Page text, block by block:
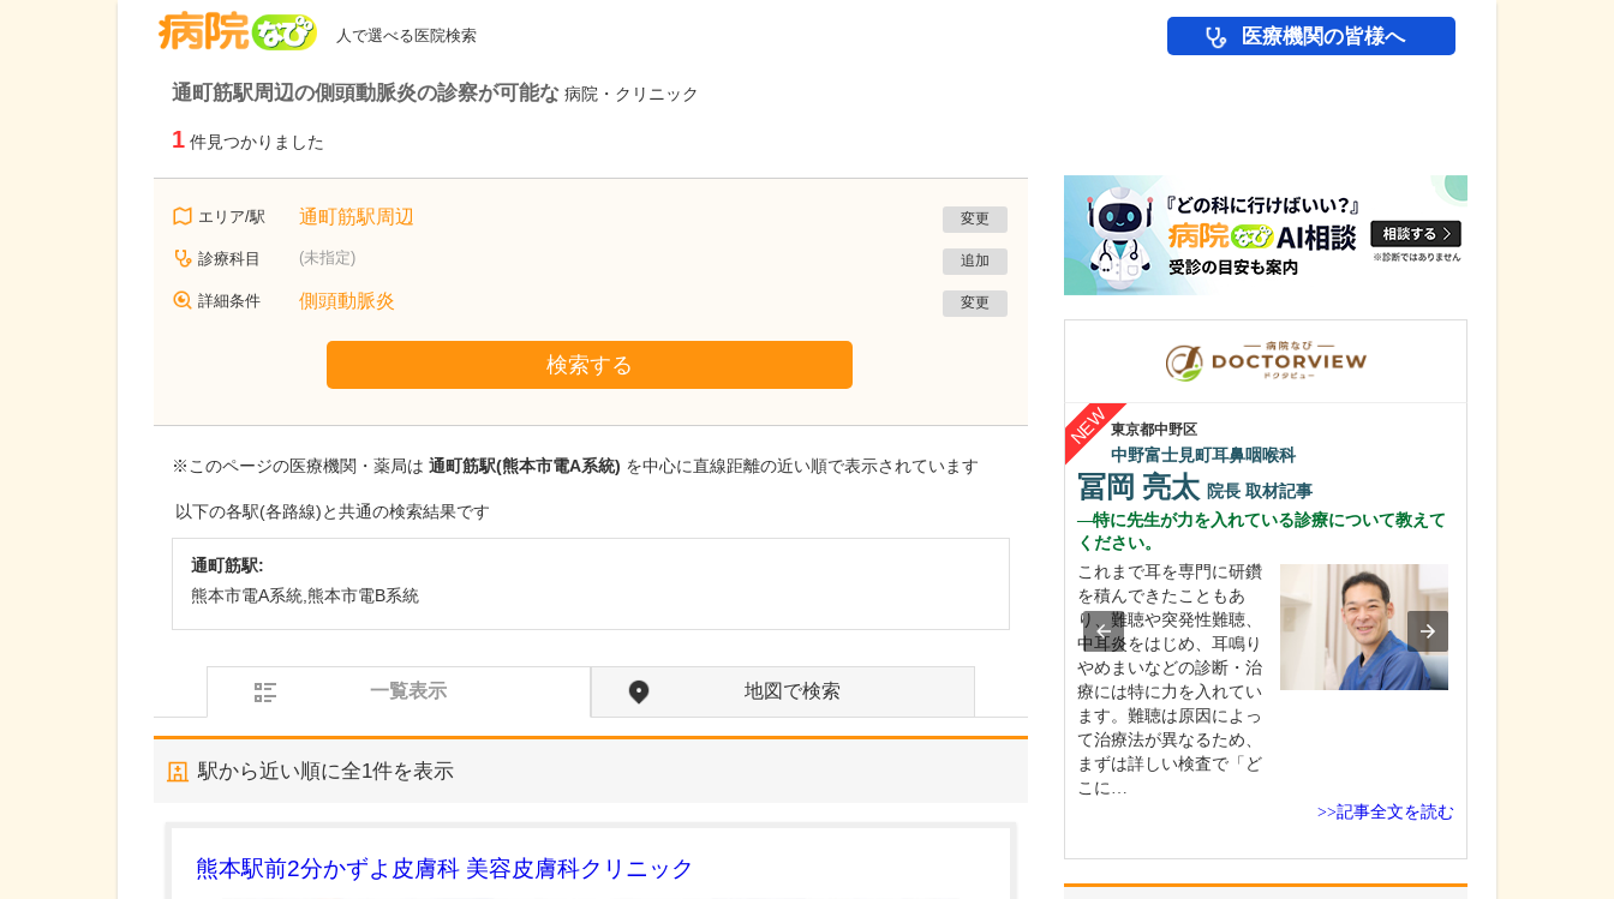
人で選べる医院検索 医療機関の皆様へ
通町筋駅周辺の側頭動脈炎の診察が可能な 病院・クリニック
1 件見つかりました
エリア/駅 通町筋駅周辺 変更
診療科目 (未指定) 追加
詳細条件 側頭動脈炎 変更
検索する
※このページの医療機関・薬局は 通町筋駅(熊本市電A系統) を中心に直線距離の近い順で表示されています
以下の各駅(各路線)と共通の検索結果です
通町筋駅:
熊本市電A系統,熊本市電B系統
一覧表示 地図で検索
駅から近い順に全1件を表示
熊本駅前2分かずよ皮膚科 美容皮膚科クリニック
熊本県熊本市南区
たかしお内科ハートクリニック
たのにはどのような理由があったのでしょうか?
ん。しかも、悪化と改善
を繰り返しながら病状は
だんだん悪くなっていき
ます。大学病院で後進の
東京都中野区
中野富士見町耳鼻咽喉科
冨岡 亮太 院長 取材記事
特に先生が力を入れている診療について教えて
ください。
これまで耳を専門に研鑽
を積んできたこともあ
り、難聴や突発性難聴、
中耳炎をはじめ、耳鳴り
やめまいなどの診断・治
療には特に力を入れてい
ます。難聴は原因によっ
て治療法が異なるため、
まずは詳しい検査で「ど
こに…
>>記事全文を読む